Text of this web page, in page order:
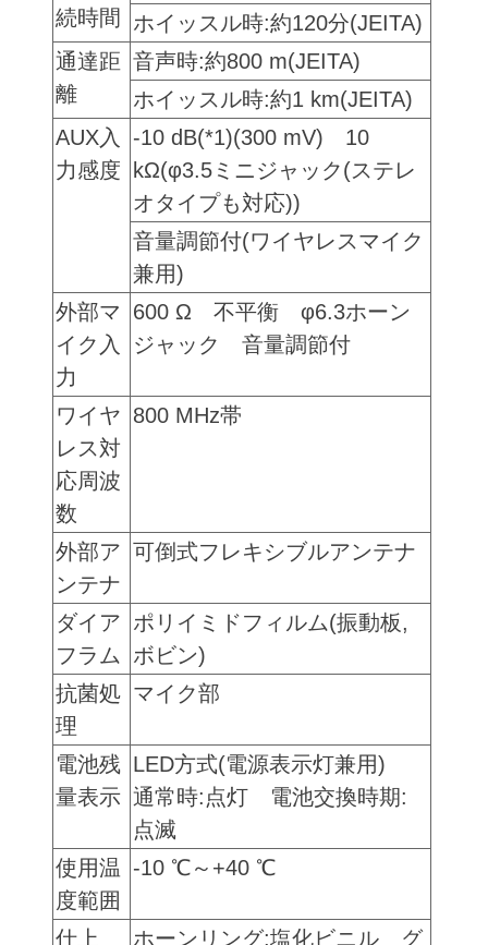
続時間
ホイッスル時:約120分(JEITA)
通達距
離
音声時:約800 m(JEITA)
ホイッスル時:約1 km(JEITA)
AUX入
力感度
-10 dB(*1)(300 mV) 10
kΩ(φ3.5ミニジャック(ステレ
オタイプも対応))
音量調節付(ワイヤレスマイク
兼用)
外部マ
イク入
力
600 Ω 不平衡 φ6.3ホーン
ジャック 音量調節付
ワイヤ
レス対
応周波
数
800 MHz帯
外部ア
ンテナ
可倒式フレキシブルアンテナ
ダイア
フラム
ポリイミドフィルム(振動板,
ボビン)
抗菌処
理
マイク部
電池残
量表示
LED方式(電源表示灯兼用)
通常時:点灯 電池交換時期:
点滅
使用温
度範囲
-10 ℃～+40 ℃
仕上
ホーンリング:塩化ビニル グ